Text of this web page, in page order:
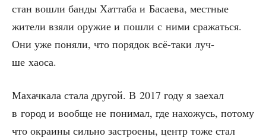
стан вошли бан­ды Хат­та­ба и Баса­е­ва, мест­ные
жите­ли взя­ли ору­жие и пошли с ними сра­жать­ся.
Они уже поня­ли, что поря­док всё-таки луч­
ше хаоса.
Махач­ка­ла ста­ла дру­гой. В 2017 году я заехал
в город и вооб­ще не пони­мал, где нахо­жусь, пото­му
что окра­и­ны силь­но застро­е­ны, центр тоже стал